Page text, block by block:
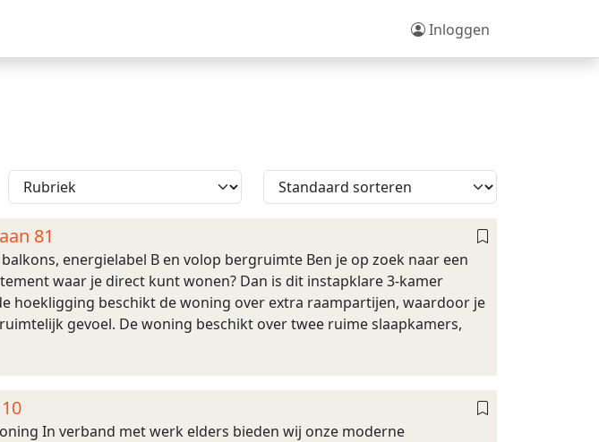
Inloggen
81
energielabel B en volop bergruimte Ben je op zoek naar een
waar je direct kunt wonen? Dan is dit instapklare 3-kamer
hoekligging beschikt de woning over extra raampartijen, waardoor je
gevoel. De woning beschikt over twee ruime slaapkamers,
In verband met werk elders bieden wij onze moderne